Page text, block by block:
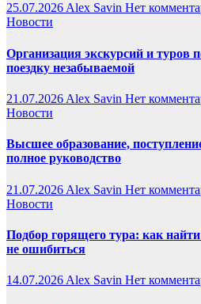
25.07.2026Alex Savin Нет
Новости
Организация экскурсий и туров
поездку незабываемой
21.07.2026 Alex Savin Нет
Новости
Высшее образование,
полное руководство
21.07.2026 Alex Savin Нет
Новости
Подбор горящего тура: как
не ошибиться
14.07.2026 Alex Savin Нет